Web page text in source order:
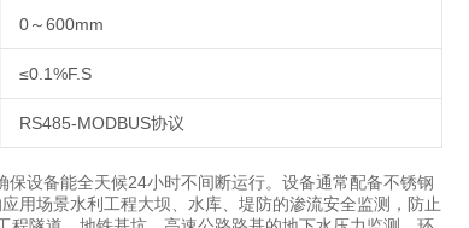
0～600mm
≤0.1%F.S
RS485-MODBUS协议
设备能全天候24小时不间断运行。设备通常配备不锈钢
用场景水利工程大坝、水库、堤防的渗流安全监测，防止